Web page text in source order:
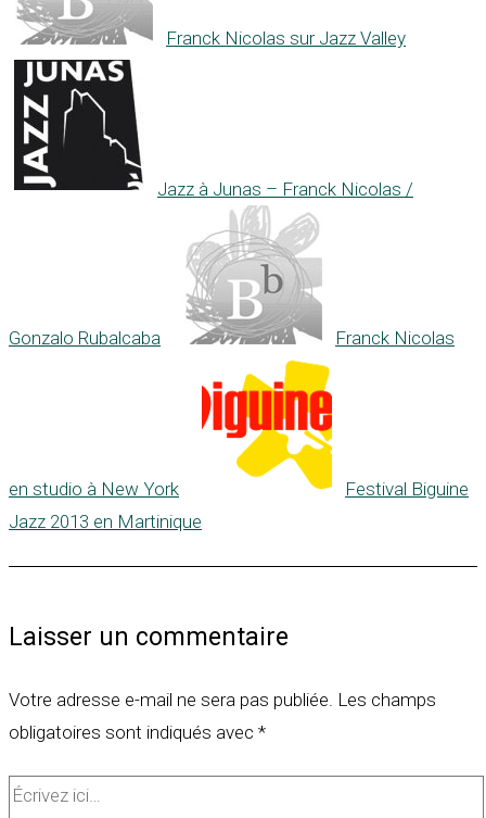
Franck Nicolas sur Jazz Valley
Jazz à Junas – Franck Nicolas /
Gonzalo Rubalcaba Franck Nicolas
en studio à New York
Festival Biguine
Jazz 2013 en Martinique
Laisser un commentaire
Votre adresse e-mail ne sera pas publiée. Les champs
obligatoires sont indiqués avec *
Écrivez